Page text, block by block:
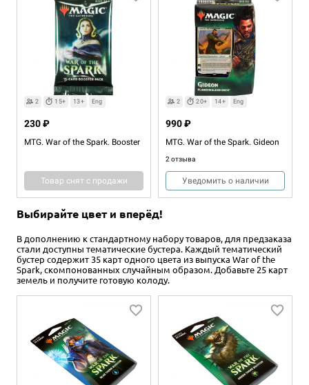
2 15+ 13+ Eng
MTG. War of the Spark. Booster
230 ₽
Товар снят с продажи
2 20+ 14+ Eng
MTG. War of the Spark. Gideon
2 отзыва
990 ₽
Уведомить о наличии
14+
MTG. War of the Spark. Jace
990 ₽
Выбирайте цвет и вперёд!
В дополнению к стандартному набору товаров, для предзаказа
стали доступны тематические бустера. Каждый тематический
бустер содержит 35 карт одного цвета из выпуска War of the
Spark, скомпонованных случайным образом. Добавьте 25 карт
земель и получите готовую колоду.